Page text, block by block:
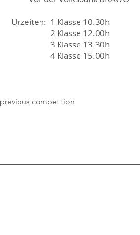
Urzeiten: 1 Klasse 10.30h
2 Klasse 12.00h
3 Klasse 13.30h
4 Klasse 15.00h
previous competition